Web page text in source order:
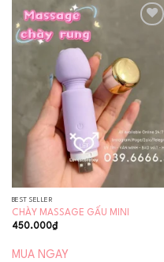
Add to
BEST SELLER
CHÀY MASSAGE GẤU MINI
450.000₫
MUA NGAY